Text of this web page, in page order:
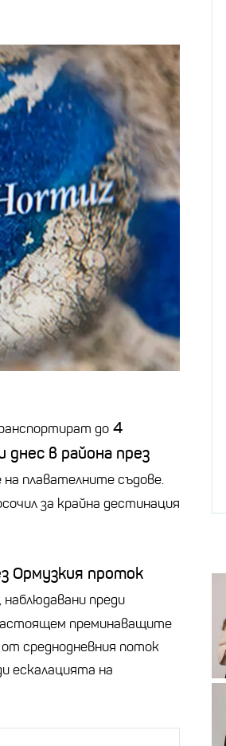
до 4
днес в района през
на плавателните съдове.
за крайна дестинация
Ормузкия проток
, наблюдавани преди
преминаващите
среднодневния поток
ескалацията на